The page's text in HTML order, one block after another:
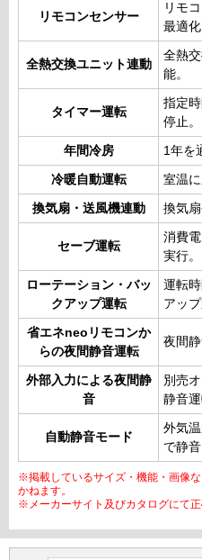
リモコンセンサー
リモ
最適化
全熱交換ユニット連動
全熱
能。
タイマー運転
指定
停止。
年間冷房 1年を
冷暖自動運転 室温
換気扇・送風機連動 換気
セーブ運転
消費
実行。
ローテーション・バッ
クアップ運転
運転
アッ
省エネneoリモコンか
らの夜間静音運転
夜間
外部入力による夜間静
音
別売
静音運
自動静音モード
外気
で静
※掲載しているサイズ・機能・画像
かねます。
※メーカーサイト及びカタログにて正